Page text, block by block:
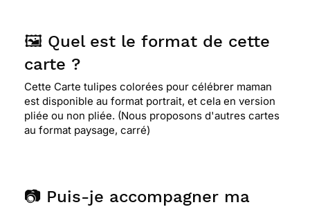
🖼️ Quel est le format de cette
carte ?
Cette Carte tulipes colorées pour célébrer maman
est disponible au format portrait, et cela en version
pliée ou non pliée. (Nous proposons d'autres cartes
au format paysage, carré)
📷 Puis-je accompagner ma